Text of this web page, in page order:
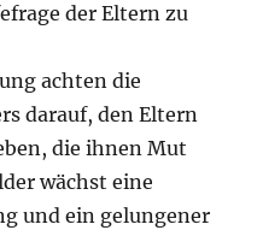
der Eltern zu
achten die
darauf, den Eltern
die ihnen Mut
wächst eine
und ein gelungener